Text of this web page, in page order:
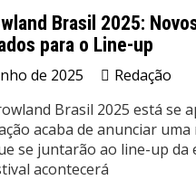
Brasil 2025:
para o Line-up
de 2025
Redação
Brasil 2025 está se
acaba de anunciar uma
se juntarão ao line-up da
acontecerá